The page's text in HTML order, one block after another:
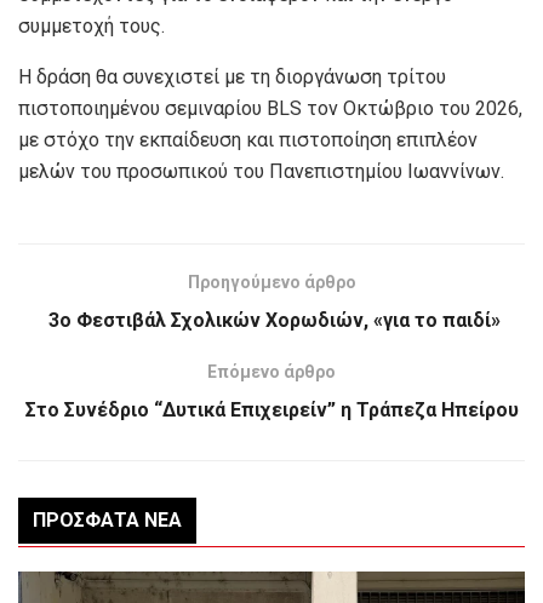
συμμετοχή τους.
Η δράση θα συνεχιστεί με τη διοργάνωση τρίτου
πιστοποιημένου σεμιναρίου BLS τον Οκτώβριο του 2026,
με στόχο την εκπαίδευση και πιστοποίηση επιπλέον
μελών του προσωπικού του Πανεπιστημίου Ιωαννίνων.
Προηγούμενο άρθρο
3ο Φεστιβάλ Σχολικών Χορωδιών, «για το παιδί»
Επόμενο άρθρο
Στο Συνέδριο “Δυτικά Επιχειρείν” η Τράπεζα Ηπείρου
ΠΡΌΣΦΑΤΑ ΝΈΑ